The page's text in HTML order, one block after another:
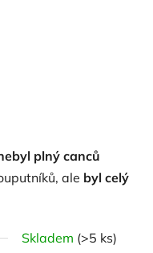
plný canců
ale byl celý
Skladem (>5 ks)